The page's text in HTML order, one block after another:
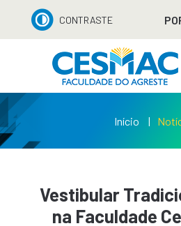
CONTRASTE
Início
Vestibular
na Faculdade